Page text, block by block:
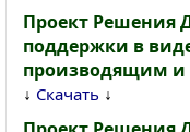
Проект Решения
поддержки в
производящим и
↓ Скачать ↓